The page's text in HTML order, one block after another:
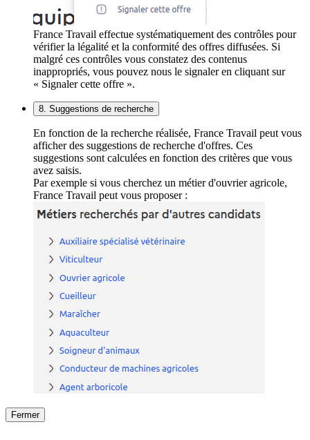
France Travail effectue systématiquement des contrôles pour
vérifier la légalité et la conformité des offres diffusées. Si
malgré ces contrôles vous constatez des contenus
inappropriés, vous pouvez nous le signaler en cliquant sur
« Signaler cette offre ».
8. Suggestions de recherche
En fonction de la recherche réalisée, France Travail peut vous
afficher des suggestions de recherche d'offres. Ces
suggestions sont calculées en fonction des critères que vous
avez saisis.
Par exemple si vous cherchez un métier d'ouvrier agricole,
France Travail peut vous proposer :
Fermer